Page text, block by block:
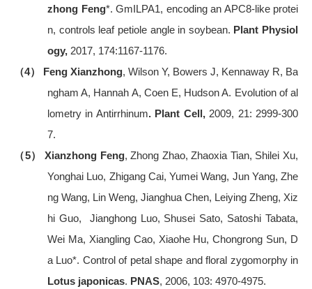
zhong Feng*. GmILPA1, encoding an APC8-like protei
n, controls leaf petiole angle in soybean. Plant Physiol
ogy, 2017, 174:1167-1176.
（4） Feng Xianzhong, Wilson Y, Bowers J, Kennaway R, Ba
ngham A, Hannah A, Coen E, Hudson A. Evolution of al
lometry in Antirrhinum. Plant Cell,2009, 21: 2999-300
7.
（5）Xianzhong Feng, Zhong Zhao, Zhaoxia Tian, Shilei Xu,
Yonghai Luo, Zhigang Cai, Yumei Wang, Jun Yang, Zhe
ng Wang, Lin Weng, Jianghua Chen, Leiying Zheng, Xiz
hi Guo, Jianghong Luo, Shusei Sato, Satoshi Tabata,
Wei Ma, Xiangling Cao, Xiaohe Hu, Chongrong Sun, D
a Luo*. Control of petal shape and floral zygomorphy in
Lotus japonicas. PNAS, 2006, 103: 4970-4975.